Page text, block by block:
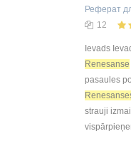
Реферат
12
Ievads
Renesanse
pasaules
strauji